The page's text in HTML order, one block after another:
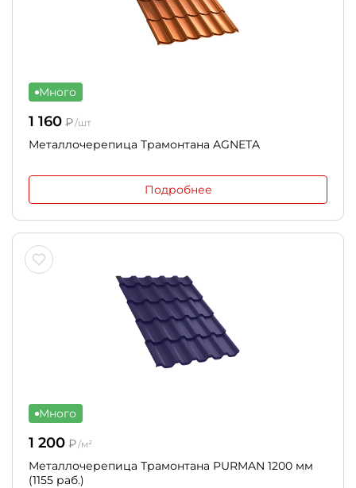
Много
1 160 ₽/шт
Металлочерепица Трамонтана AGNETA
Подробнее
Много
1 200 ₽/м²
Металлочерепица Трамонтана PURMAN 1200 мм
(1155 раб.)